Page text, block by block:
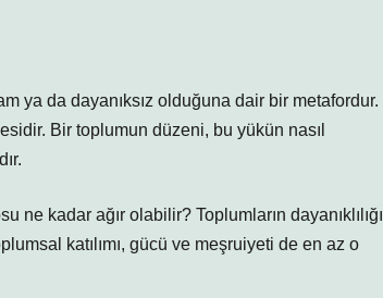
ya da dayanıksız olduğuna dair bir metafordur.
Bir toplumun düzeni, bu yükün nasıl
ne kadar ağır olabilir? Toplumların
katılımı, gücü ve meşruiyeti de en az o